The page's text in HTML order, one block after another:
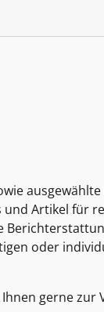
Artikel für
oder
gerne zur